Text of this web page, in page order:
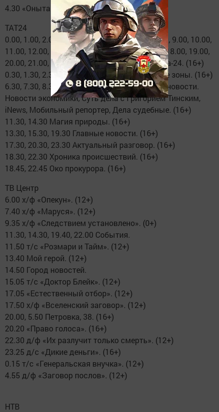
4.30 «Оныта алмыйм...» Ретро-концерт. (0+)
ТАТ24
0.00, 1.00, 2.00, 3.00, 4.00, 5.00, 6.00, 7.00, 8.00, 9.00, 10.00,
11.00, 12.00, 13.00, 14.00, 15.00, 16.00, 17.00, 18.00, 19.00,
20.00, 21.00, 22.00, 23.00 Новости Татарстана-24. (16+)
0.30, 1.30, 2.30, 3.30, 4.30, 5.30, 9.30, 12.30 Вне зоны. (16+)
6.30, 7.30, 8.30, 10.30, 16.30, 21.30 Полезные новости.
Новости экономики, Суть дела с Григорием Тинским,
iNews, Мобильный репортер, Дела судебные. (16+)
11.30, 14.30 Магия природы. (16+)
13.30, 15.30, 19.30 Главные новости. (16+)
17.30, 20.30, 23.30 Актуальный разговор. (16+)
18.30, 22.30 Хроника происшествий. (16+)
18.45, 22.45 Око прокурора. (16+)
ТВ Центр
6.00 х/ф «Опекун». (12+)
7.40 х/ф «Маруся». (12+)
9.35 х/ф «Следствием установлено». (0+)
11.30, 14.30, 19.40, 22.00 События.
11.50 т/с «Розмари и Тайм». (12+)
13.40 Мой герой. (12+)
14.50 Город новостей.
15.05 т/с «Доктор Блейк». (12+)
17.05 «Естественный отбор». (12+)
17.50 х/ф «Вселенский заговор». (12+)
20.00, 5.50 Петровка, 38. (16+)
20.20 «Право голоса». (16+)
22.30 д/ф «Их разлучит только смерть». (12+)
23.25 д/с «Дикие деньги». (16+)
0.15 т/с «Генеральская внучка». (12+)
4.55 д/ф «Заговор послов». (12+)
НТВ